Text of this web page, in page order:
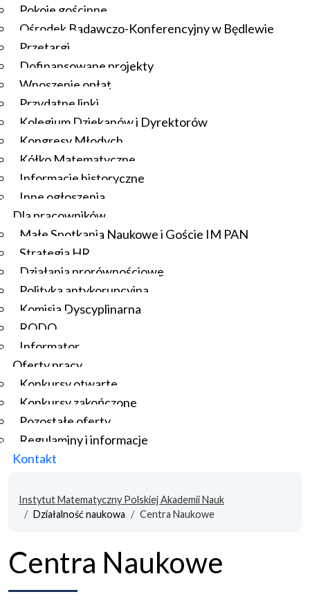
Pokoje gościnne
Ośrodek Badawczo-Konferencyjny w Będlewie
Przetargi
Dofinansowane projekty
Wnoszenie opłat
Przydatne linki
Kolegium Dziekanów i Dyrektorów
Kongresy Młodych
Kółko Matematyczne
Informacje historyczne
Inne ogłoszenia
Dla pracowników
Małe Spotkania Naukowe i Goście IM PAN
Strategia HR
Działania prorównościowe
Polityka antykorupcyjna
Komisja Dyscyplinarna
RODO
Informator
Oferty pracy
Konkursy otwarte
Konkursy zakończone
Pozostałe oferty
Regulaminy i informacje
Kontakt
Instytut Matematyczny Polskiej Akademii Nauk
Działalność naukowa
Centra Naukowe
Centra Naukowe